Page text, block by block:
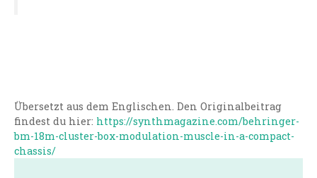
Übersetzt aus dem Englischen. Den Originalbeitrag
findest du hier: https://synthmagazine.com/behringer-
bm-18m-cluster-box-modulation-muscle-in-a-compact-
chassis/